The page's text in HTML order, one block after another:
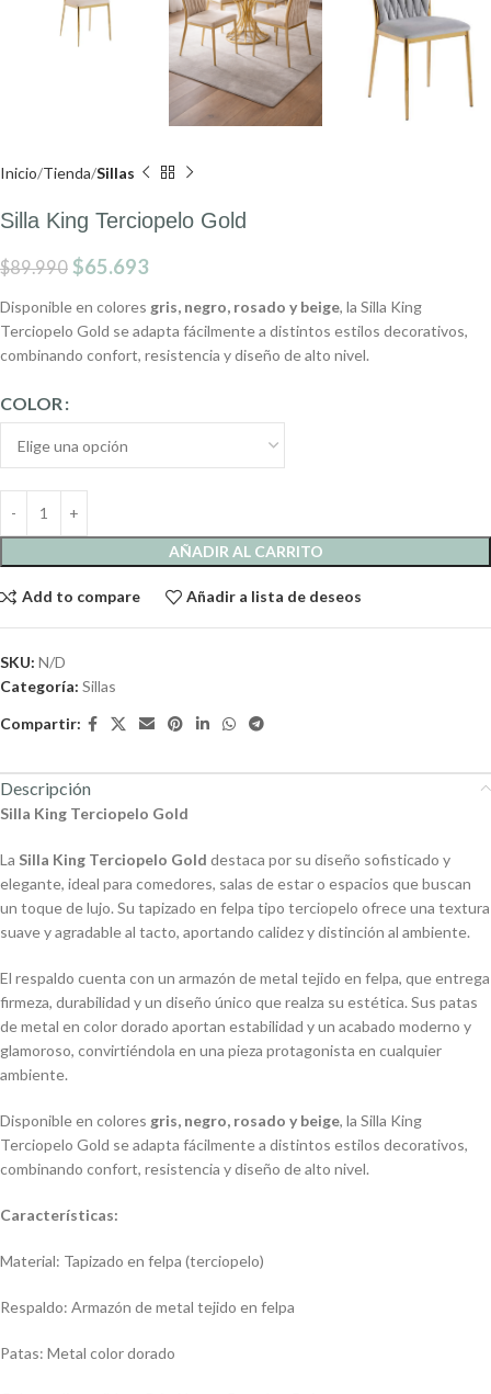
Inicio Tienda Sillas
Silla King Terciopelo Gold
$89.990 $65.693
Disponible en colores gris, negro, rosado y beige, la Silla King
Terciopelo Gold se adapta fácilmente a distintos estilos decorativos,
combinando confort, resistencia y diseño de alto nivel.
COLOR
AÑADIR AL CARRITO
Add to compare Añadir a lista de deseos
SKU: N/D
Categoría: Sillas
Compartir:
Descripción
Silla King Terciopelo Gold
La Silla King Terciopelo Gold destaca por su diseño sofisticado y
elegante, ideal para comedores, salas de estar o espacios que buscan
un toque de lujo. Su tapizado en felpa tipo terciopelo ofrece una textura
suave y agradable al tacto, aportando calidez y distinción al ambiente.
El respaldo cuenta con un armazón de metal tejido en felpa, que entrega
firmeza, durabilidad y un diseño único que realza su estética. Sus patas
de metal en color dorado aportan estabilidad y un acabado moderno y
glamoroso, convirtiéndola en una pieza protagonista en cualquier
ambiente.
Disponible en colores gris, negro, rosado y beige, la Silla King
Terciopelo Gold se adapta fácilmente a distintos estilos decorativos,
combinando confort, resistencia y diseño de alto nivel.
Características:
Material: Tapizado en felpa (terciopelo)
Respaldo: Armazón de metal tejido en felpa
Patas: Metal color dorado